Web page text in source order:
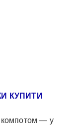
КУПИТИ
компотом — у